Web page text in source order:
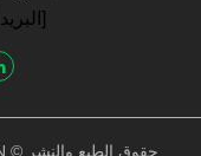
حقوق الطبع والنشر © 2022TCN جميع الحقوق محفوظة.